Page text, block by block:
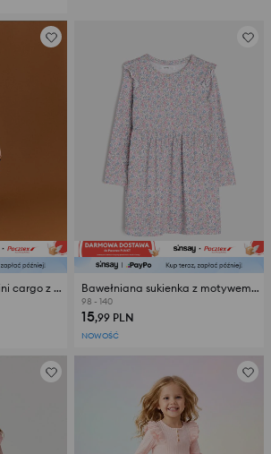
Jeansowa spódnica mini cargo z efektem sprania Bawełniana sukienka z motywem kwiatowym
98 - 140
15,99 PLN
NOWOŚĆ